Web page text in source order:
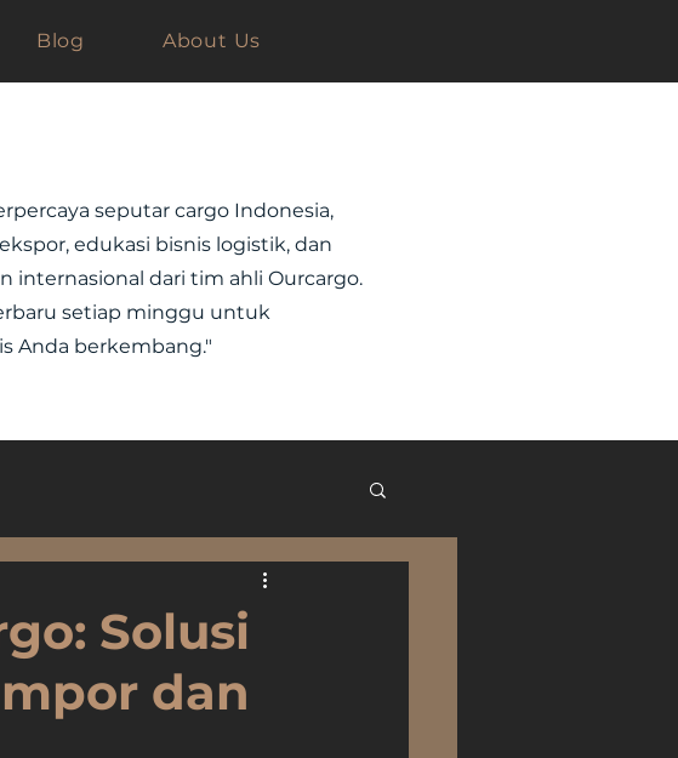
Blog About Us
seputar cargo Indonesia,
edukasi bisnis logistik, dan
internasional dari tim ahli Ourcargo.
setiap minggu untuk
Anda berkembang."
Solusi
dan